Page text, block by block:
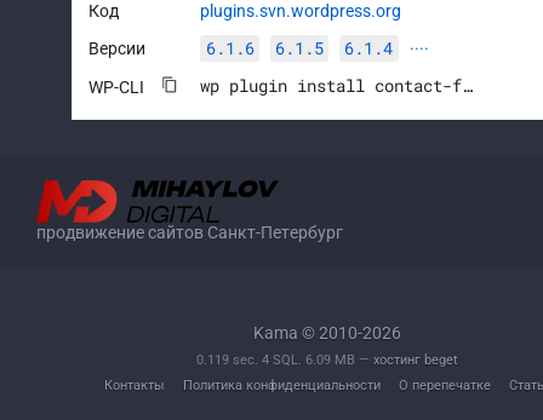
Код
plugins.svn.wordpress.org
Версии
6.1.6 6.1.5 6.1.4 ····
WP-CLI wp plugin install contact-form-7 --activate
продвижение сайтов Санкт-Петербург
Kama © 2010-2026
0.119 sec. 4 SQL. 6.09 MB — хостинг beget
Контакты
Политика конфиденциальности О перепечатке